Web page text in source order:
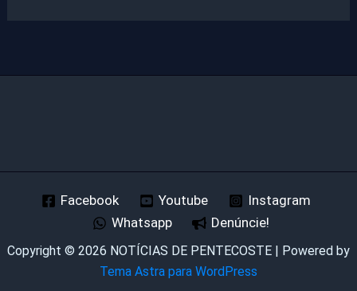
Facebook Youtube
Instagram
Whatsapp
Denúncie!
Copyright © 2026 NOTÍCIAS DE PENTECOSTE | Powered by
Tema Astra para WordPress